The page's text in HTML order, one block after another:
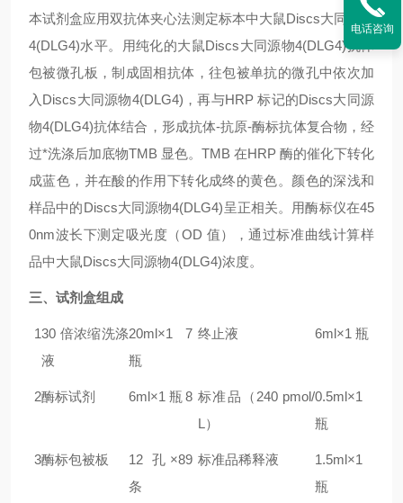
本试剂盒应用双抗体夹心法测定标本中大鼠Discs大同源物
4(DLG4)水平。用纯化的大鼠Discs大同源物4(DLG4)抗体
包被微孔板，制成固相抗体，往包被单抗的微孔中依次加
入 Discs大同源物4(DLG4) ，再与HRP 标记的Discs大同源
物4(DLG4)抗体结合，形成抗体-抗原-酶标抗体复合物，经
过*洗涤后加底物TMB 显色。TMB 在HRP 酶的催化下转化
成蓝色，并在酸的作用下转化成终的黄色。颜色的深浅和
样品中的Discs大同源物4(DLG4)呈正相关。用酶标仪在45
0nm波长下测定吸光度（OD 值），通过标准曲线计算样
品中大鼠Discs大同源物4(DLG4)浓度。
三、试剂盒组成
130 倍浓缩洗涤
液
20ml×1
瓶
7 终止液 6ml×1 瓶
2酶标试剂 6ml×1 瓶 8 标准品（240 pmol/
L）
0.5ml×1
瓶
3酶标包被板
12 孔×8
条
9 标准品稀释液
1.5ml×1
瓶
电话咨询